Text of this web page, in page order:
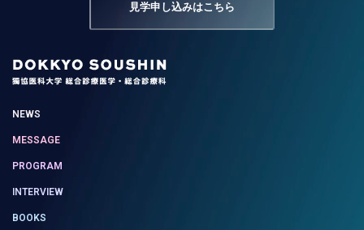
見学申し込みはこちら
NEWS
MESSAGE
PROGRAM
INTERVIEW
BOOKS